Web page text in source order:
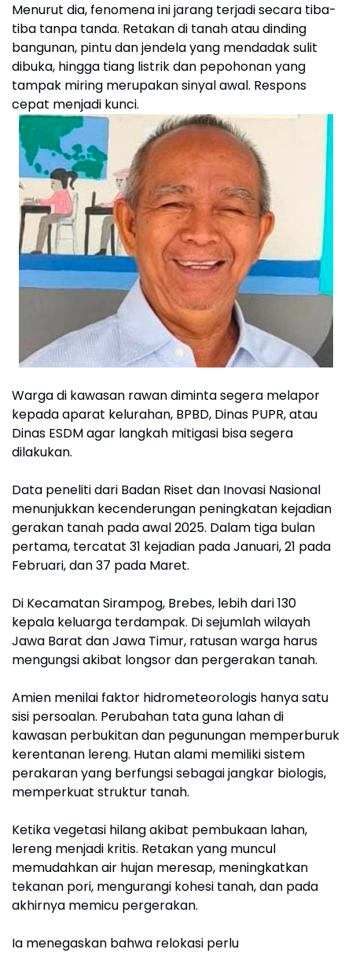
Menurut dia, fenomena ini jarang terjadi secara tiba-
tiba tanpa tanda. Retakan di tanah atau dinding
bangunan, pintu dan jendela yang mendadak sulit
dibuka, hingga tiang listrik dan pepohonan yang
tampak miring merupakan sinyal awal. Respons
cepat menjadi kunci.
Warga di kawasan rawan diminta segera melapor
kepada aparat kelurahan, BPBD, Dinas PUPR, atau
Dinas ESDM agar langkah mitigasi bisa segera
dilakukan.
Data peneliti dari Badan Riset dan Inovasi Nasional
menunjukkan kecenderungan peningkatan kejadian
gerakan tanah pada awal 2025. Dalam tiga bulan
pertama, tercatat 31 kejadian pada Januari, 21 pada
Februari, dan 37 pada Maret.
Di Kecamatan Sirampog, Brebes, lebih dari 130
kepala keluarga terdampak. Di sejumlah wilayah
Jawa Barat dan Jawa Timur, ratusan warga harus
mengungsi akibat longsor dan pergerakan tanah.
Amien menilai faktor hidrometeorologis hanya satu
sisi persoalan. Perubahan tata guna lahan di
kawasan perbukitan dan pegunungan memperburuk
kerentanan lereng. Hutan alami memiliki sistem
perakaran yang berfungsi sebagai jangkar biologis,
memperkuat struktur tanah.
Ketika vegetasi hilang akibat pembukaan lahan,
lereng menjadi kritis. Retakan yang muncul
memudahkan air hujan meresap, meningkatkan
tekanan pori, mengurangi kohesi tanah, dan pada
akhirnya memicu pergerakan.
Ia menegaskan bahwa relokasi perlu